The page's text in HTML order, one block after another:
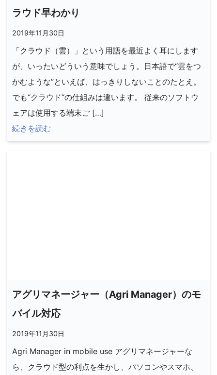
ラウド早わかり
2019年11月30日
「クラウド（雲）」という用語を最近よく耳にします
が、いったいどういう意味でしょう。日本語で“雲をつ
かむような”といえば、はっきりしないことのたとえ。
でも“クラウド“の仕組みは違います。 従来のソフトウ
ェアは使用する端末ご […]
続きを読む
アグリマネージャー（Agri Manager）のモ
バイル対応
2019年11月30日
Agri Manager in mobile use アグリマネージャーな
ら、クラウド型の利点を生かし、パソコンやスマホ、